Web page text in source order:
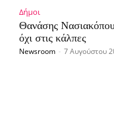
Δήμοι
Θανάσης
όχι στις κάλπες
Newsroom - 7 Αυγούστου